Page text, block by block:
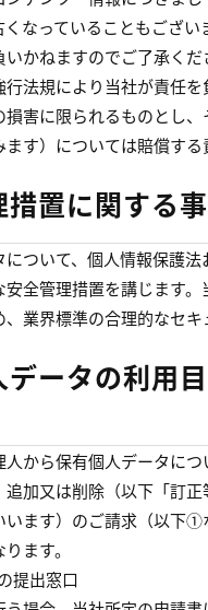
なっていることもござ
かねますのでご了承くだ
行法規により当社が責任
害に限られるものとし
す）については賠償する
措置に関する
について、個人情報保護
全管理措置を講じます
業界標準の合理的なセキ
データの利用
人から保有個人データに
加又は削除（以下「訂
います）のご請求（以
ます。
提出窓口